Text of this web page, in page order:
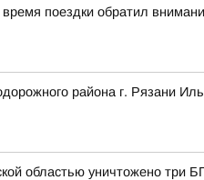
поездки обратил
района г. Рязани
областью уничтожено три